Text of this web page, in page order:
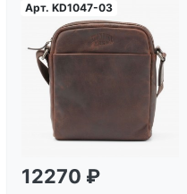
Арт. KD1047-03
Загрузка...
12270 ₽